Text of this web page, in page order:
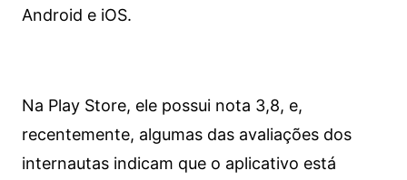
Android e iOS.
Na Play Store, ele possui nota 3,8, e,
recentemente, algumas das avaliações dos
internautas indicam que o aplicativo está